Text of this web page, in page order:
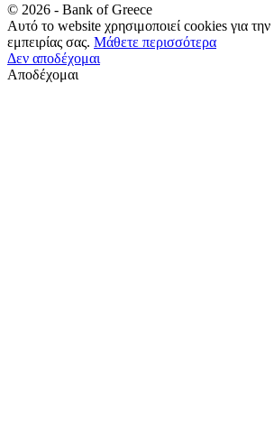
© 2026 - Bank of Greece
Αυτό το website χρησιμοποιεί cookies για την
εμπειρίας σας. Μάθετε περισσότερα
Δεν αποδέχομαι
Αποδέχομαι